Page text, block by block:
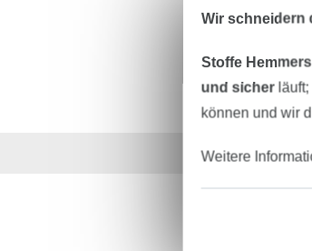
Über
Wir schneidern
Stoffe Hemmers
und sicherläuft;
können und wir
Weitere